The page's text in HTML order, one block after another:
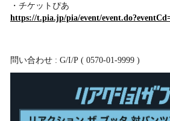
・チケットぴあ
https://t.pia.jp/pia/event/
​問い合わせ : G/I/P ( 0570-01-9999 )